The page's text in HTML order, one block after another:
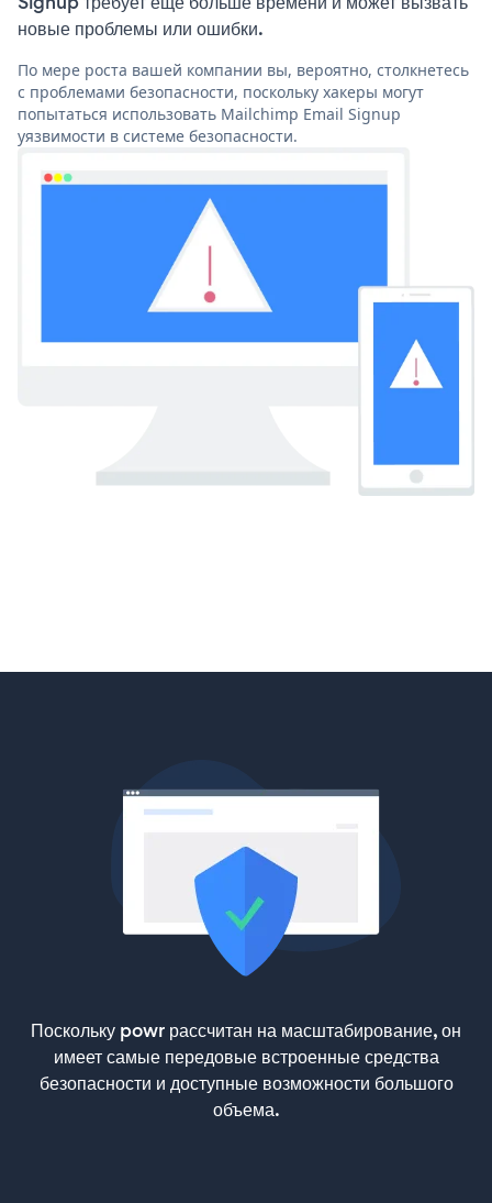
новые проблемы или ошибки.
По мере роста вашей компании вы, вероятно, столкнетесь
с проблемами безопасности, поскольку хакеры могут
попытаться использовать Mailchimp Email Signup
уязвимости в системе безопасности.
Поскольку powr рассчитан на масштабирование, он
имеет самые передовые встроенные средства
безопасности и доступные возможности большого
объема.